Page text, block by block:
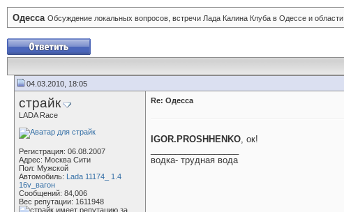
Одесса Обсуждение локальных вопросов, встречи Лада Калина Клуба в Одессе и области.
04.03.2010, 18:05
страйк
LADA Race
Регистрация: 06.08.2007
Адрес: Москва Сити
Пол: Мужской
Автомобиль: Lada 11174_ 1.4
16v_вагон
Сообщений: 84,006
Вес репутации: 1611948
Re: Одесса
IGOR.PROSHHENKO, ок!
водка- трудная вода